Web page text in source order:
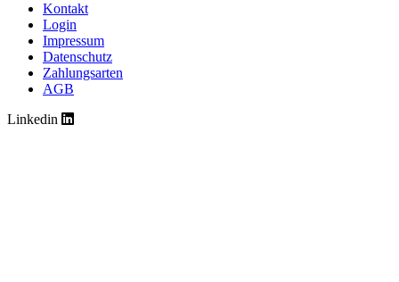
Kontakt
Login
Impressum
Datenschutz
Zahlungsarten
AGB
Linkedin